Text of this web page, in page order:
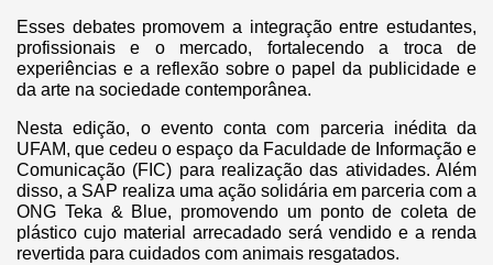
Esses debates promovem a integração entre estudantes,
profissionais e o mercado, fortalecendo a troca de
experiências e a reflexão sobre o papel da publicidade e
da arte na sociedade contemporânea.
Nesta edição, o evento conta com parceria inédita da
UFAM, que cedeu o espaço da Faculdade de Informação e
Comunicação (FIC) para realização das atividades. Além
disso, a SAP realiza uma ação solidária em parceria com a
ONG Teka & Blue, promovendo um ponto de coleta de
plástico cujo material arrecadado será vendido e a renda
revertida para cuidados com animais resgatados.